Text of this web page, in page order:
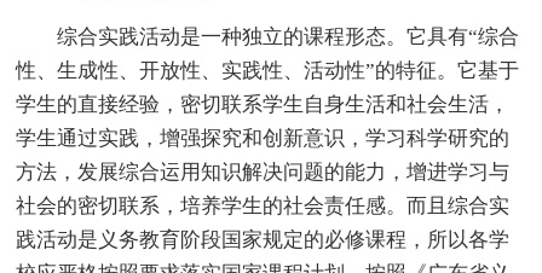
综合实践活动是一种独立的课程形态。它具有“综合
性、生成性、开放性、实践性、活动性”的特征。它基于
学生的直接经验，密切联系学生自身生活和社会生活，
学生通过实践，增强探究和创新意识，学习科学研究的
方法，发展综合运用知识解决问题的能力，增进学习与
社会的密切联系，培养学生的社会责任感。而且综合实
践活动是义务教育阶段国家规定的必修课程，所以各学